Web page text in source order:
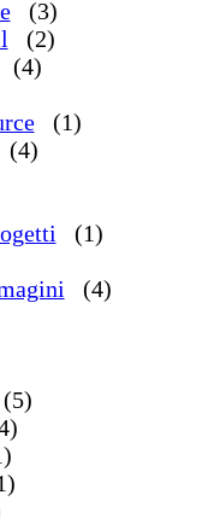
(3)
(2)
(4)
(1)
(4)
(1)
(4)
(5)